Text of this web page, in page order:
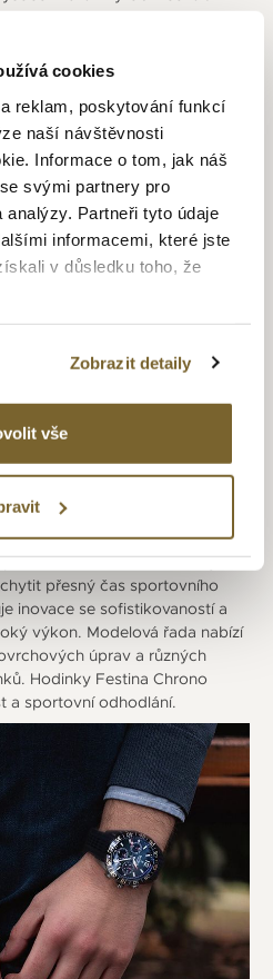
cookies
reklam, poskytování funkcí
naší návštěvnosti
Informace o tom, jak náš
svými partnery pro
Partneři tyto údaje
informacemi, které jste
v důsledku toho, že
Zobrazit detaily
vše
výrobními kapacitami
střediscích probíhá
konstrukce, výroba,
a po-prodejní servis. Postupem
světě a v rámci Festina
a španělském hodinářském
velkému úsilí o inovace
byla Festina Group
a postupy které její
exkluzivitu, navíc
řadu hodinek.
modely jsou vyrobeny z
minerálním sklíčkem a jsou
chronometr. Umožňují
přesný čas sportovního
inovace se sofistikovaností a
výkon. Modelová řada nabízí
úprav a různých
Hodinky Festina Chrono
a sportovní odhodlání.